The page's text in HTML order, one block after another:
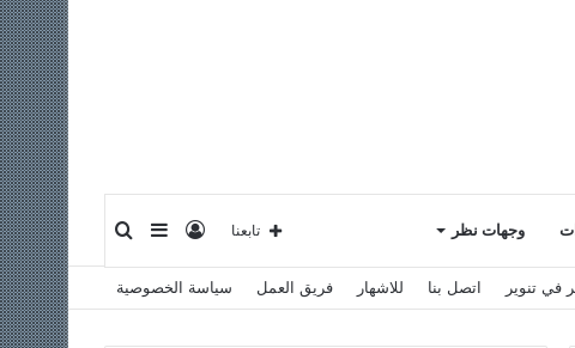
وجهات نظر
عن
إضافة
عمود
تسجيل
الدخول
تابعنا
في تنوير اتصل بنا للاشهار فريق العمل سياسة الخصوصية